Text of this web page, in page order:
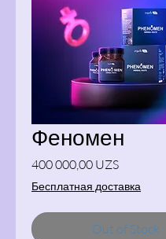
Феномен
400 000,00 UZSPrice
Бесплатная доставка
Out of Stock